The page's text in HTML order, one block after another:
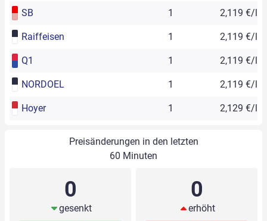
SB 1 2,119 €/l
Raiffeisen 1 2,119 €/l
Q1 1 2,119 €/l
NORDOEL 1 2,119 €/l
Hoyer 1 2,129 €/l
Preisänderungen in den letzten
60 Minuten
0
gesenkt
0
erhöht